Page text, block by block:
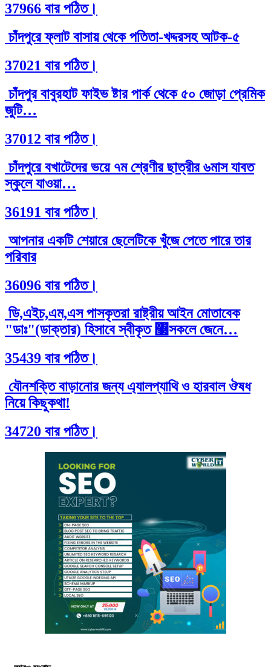
37966 বার পঠিত।
চাঁদপুরে ফ্লাট বাসায় থেকে পতিতা-খদ্দরসহ আটক-৫
37021 বার পঠিত।
চাঁদপুর বাবুরহাট ফাইভ ষ্টার পার্ক থেকে ৫০ জোড়া প্রেমিক
জুটি…
37012 বার পঠিত।
চাঁদপুরে বখাটেদের ভয়ে ৭ম শ্রেণীর ছাত্রীর ৬মাস যাবত
স্কুলে যাওয়া…
36191 বার পঠিত।
আপনার একটি শেয়ারে ছেলেটিকে খুঁজে পেতে পারে তার
পরিবার
36096 বার পঠিত।
ডি,এইচ,এম,এস পাসকৃতরা রাষ্ট্রীয় আইন মোতাবেক
"ডাঃ"(ডাক্তার) হিসাবে স্বীকৃত ঳সকলে জেনে…
35439 বার পঠিত।
যৌনশক্তি বাড়ানোর জন্য এ্যালপ্যাথি ও হারবাল ঔষধ
নিয়ে কিছুকথা!
34720 বার পঠিত।